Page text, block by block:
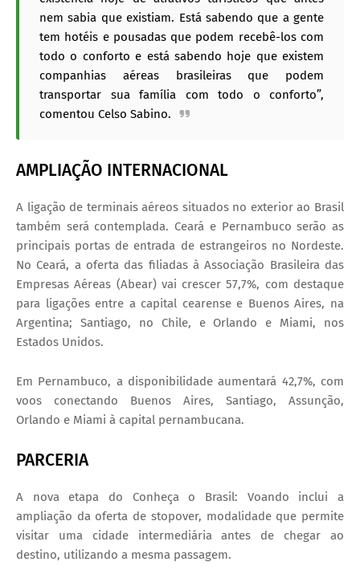
nem sabia que existiam. Está sabendo que a gente
tem hotéis e pousadas que podem recebê-los com
todo o conforto e está sabendo hoje que existem
companhias aéreas brasileiras que podem
transportar sua família com todo o conforto”,
comentou Celso Sabino.
AMPLIAÇÃO INTERNACIONAL
A ligação de terminais aéreos situados no exterior ao Brasil
também será contemplada. Ceará e Pernambuco serão as
principais portas de entrada de estrangeiros no Nordeste.
No Ceará, a oferta das filiadas à Associação Brasileira das
Empresas Aéreas (Abear) vai crescer 57,7%, com destaque
para ligações entre a capital cearense e Buenos Aires, na
Argentina; Santiago, no Chile, e Orlando e Miami, nos
Estados Unidos.
Em Pernambuco, a disponibilidade aumentará 42,7%, com
voos conectando Buenos Aires, Santiago, Assunção,
Orlando e Miami à capital pernambucana.
PARCERIA
A nova etapa do Conheça o Brasil: Voando inclui a
ampliação da oferta de stopover, modalidade que permite
visitar uma cidade intermediária antes de chegar ao
destino, utilizando a mesma passagem.